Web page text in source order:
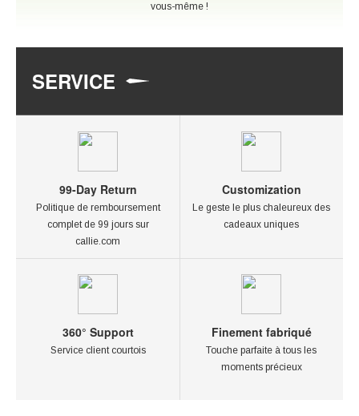
vous-même !
SERVICE
99-Day Return
Politique de remboursement
complet de 99 jours sur
callie.com
Customization
Le geste le plus chaleureux des
cadeaux uniques
360° Support
Service client courtois
Finement fabriqué
Touche parfaite à tous les
moments précieux